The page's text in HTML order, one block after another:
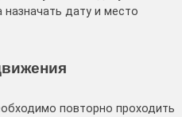
дату и место
повторно проходить